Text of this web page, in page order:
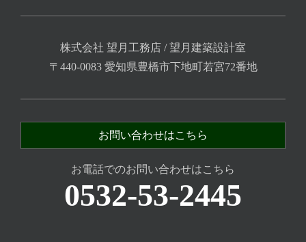
株式会社 望月工務店 / 望月建築設計室
〒440-0083 愛知県豊橋市下地町若宮72番地
お問い合わせはこちら
お電話でのお問い合わせはこちら
0532-53-2445